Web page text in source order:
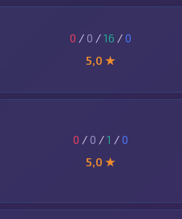
0 / 0 /16 /0
5,0 ★
0 / 0 /1 /0
5,0 ★